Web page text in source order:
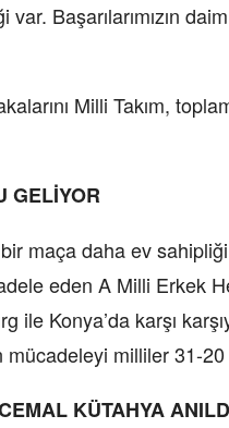
Başarılarımızın
Milli Takım,
GELİYOR
maça daha ev
eden A Milli Erkek
ile Konya’da karşı
milliler 31-20
KÜTAHYA